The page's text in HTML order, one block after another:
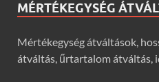
MÉRTÉKEGYSÉG
Mértékegység átváltások,
átváltás, űrtartalom átváltás,